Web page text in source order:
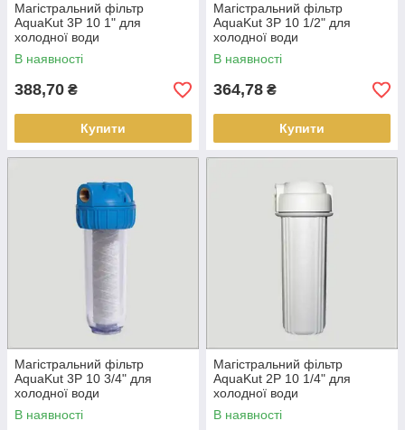
Магістральний фільтр
AquaKut 3P 10 1" для
холодної води
В наявності
388,70 ₴
Купити
Магістральний фільтр
AquaKut 3P 10 1/2" для
холодної води
В наявності
364,78 ₴
Купити
Магістральний фільтр
AquaKut 3P 10 3/4" для
холодної води
В наявності
Магістральний фільтр
AquaKut 2P 10 1/4" для
холодної води
В наявності